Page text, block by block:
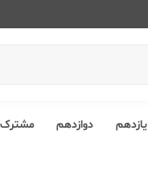
یازدهم دوازدهم مشترک